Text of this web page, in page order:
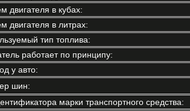
двигателя в кубах:
двигателя в литрах:
тип топлива:
работает по принципу:
у авто:
шин:
марки транспортного средства: